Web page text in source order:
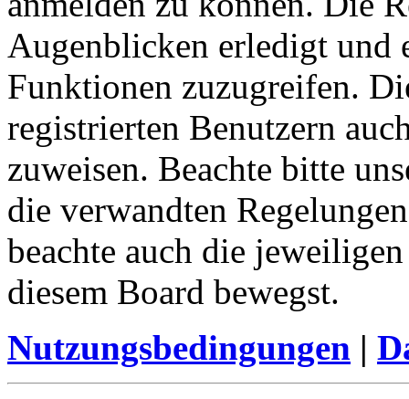
Augenblicken erledigt und
Funktionen zuzugreifen.
registrierten Benutzern
zuweisen. Beachte bitte
die verwandten
beachte auch die
diesem Board bewegst.
Nutzungsbedingungen |